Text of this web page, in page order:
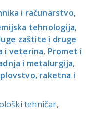
i računarstvo,
tehnologija,
zaštite i druge
i veterina, Promet i
i metalurgija,
raketna i
tehničar,